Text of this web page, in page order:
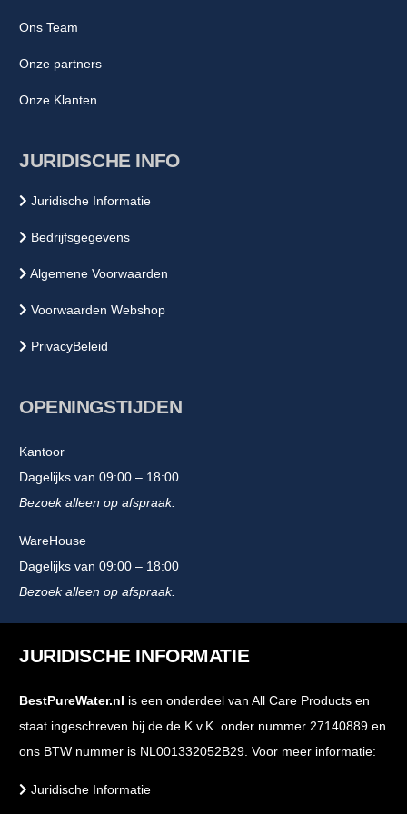
Ons Team
Onze partners
Onze Klanten
JURIDISCHE INFO
Juridische Informatie
Bedrijfsgegevens
Algemene Voorwaarden
Voorwaarden Webshop
PrivacyBeleid
OPENINGSTIJDEN
Kantoor
Dagelijks van 09:00 – 18:00
Bezoek alleen op afspraak.
WareHouse
Dagelijks van 09:00 – 18:00
Bezoek alleen op afspraak.
JURIDISCHE INFORMATIE
BestPureWater.nl is een onderdeel van All Care Products en
staat ingeschreven bij de de K.v.K. onder nummer 27140889 en
ons BTW nummer is NL001332052B29. Voor meer informatie:
Juridische Informatie